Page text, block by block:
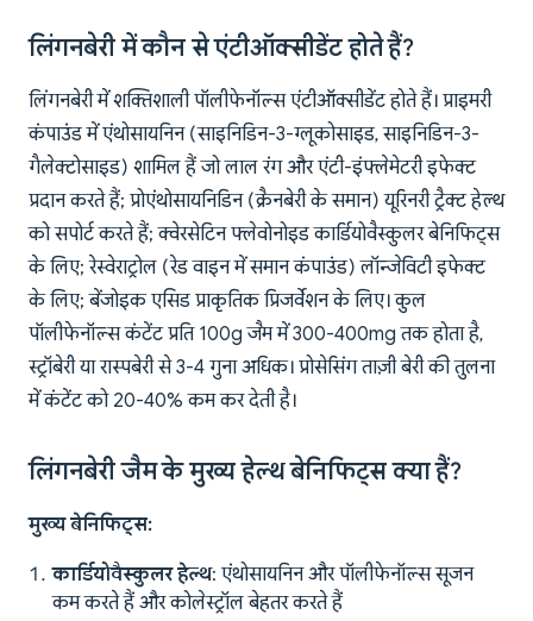
लिंगनबेरी में कौन से एंटीऑक्सीडेंट होते हैं?
लिंगनबेरी में शक्तिशाली पॉलीफेनॉल्स एंटीऑक्सीडेंट होते हैं। प्राइमरी
कंपाउंड में एंथोसायनिन (साइनिडिन-3-ग्लूकोसाइड, साइनिडिन-3-
गैलेक्टोसाइड) शामिल हैं जो लाल रंग और एंटी-इंफ्लेमेटरी इफेक्ट
प्रदान करते हैं; प्रोएंथोसायनिडिन (क्रैनबेरी के समान) यूरिनरी ट्रैक्ट हेल्थ
को सपोर्ट करते हैं; क्वेरसेटिन फ्लेवोनोइड कार्डियोवैस्कुलर बेनिफिट्स
के लिए; रेस्वेराट्रोल (रेड वाइन में समान कंपाउंड) लॉन्जेविटी इफेक्ट
के लिए; बेंजोइक एसिड प्राकृतिक प्रिजर्वेशन के लिए। कुल
पॉलीफेनॉल्स कंटेंट प्रति 100g जैम में 300-400mg तक होता है,
स्ट्रॉबेरी या रास्पबेरी से 3-4 गुना अधिक। प्रोसेसिंग ताज़ी बेरी की तुलना
में कंटेंट को 20-40% कम कर देती है।
लिंगनबेरी जैम के मुख्य हेल्थ बेनिफिट्स क्या हैं?
मुख्य बेनिफिट्स:
कार्डियोवैस्कुलर हेल्थ: एंथोसायनिन और पॉलीफेनॉल्स सूजन
कम करते हैं और कोलेस्ट्रॉल बेहतर करते हैं